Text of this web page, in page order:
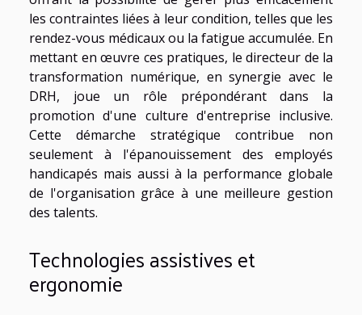
les contraintes liées à leur condition, telles que les
rendez-vous médicaux ou la fatigue accumulée. En
mettant en œuvre ces pratiques, le directeur de la
transformation numérique, en synergie avec le
DRH, joue un rôle prépondérant dans la
promotion d'une culture d'entreprise inclusive.
Cette démarche stratégique contribue non
seulement à l'épanouissement des employés
handicapés mais aussi à la performance globale
de l'organisation grâce à une meilleure gestion
des talents.
Technologies assistives et
ergonomie